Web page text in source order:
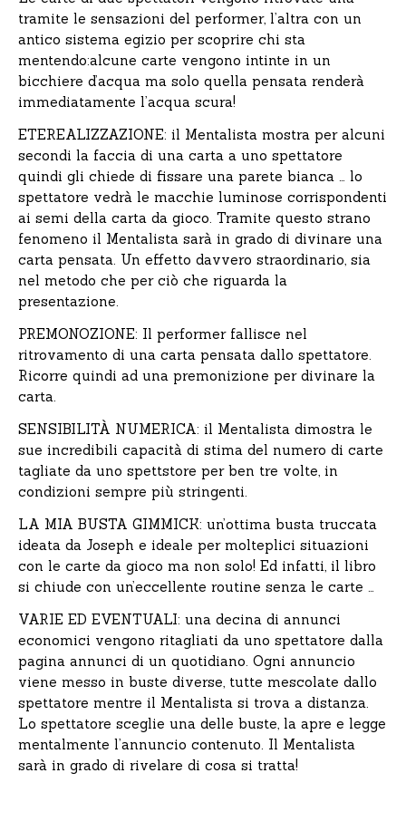
tramite le sensazioni del performer, l’altra con un
antico sistema egizio per scoprire chi sta
mentendo:alcune carte vengono intinte in un
bicchiere d’acqua ma solo quella pensata renderà
immediatamente l’acqua scura!
ETEREALIZZAZIONE: il Mentalista mostra per alcuni
secondi la faccia di una carta a uno spettatore
quindi gli chiede di fissare una parete bianca … lo
spettatore vedrà le macchie luminose corrispondenti
ai semi della carta da gioco. Tramite questo strano
fenomeno il Mentalista sarà in grado di divinare una
carta pensata. Un effetto davvero straordinario, sia
nel metodo che per ciò che riguarda la
presentazione.
PREMONOZIONE: Il performer fallisce nel
ritrovamento di una carta pensata dallo spettatore.
Ricorre quindi ad una premonizione per divinare la
carta.
SENSIBILITÀ NUMERICA: il Mentalista dimostra le
sue incredibili capacità di stima del numero di carte
tagliate da uno spettstore per ben tre volte, in
condizioni sempre più stringenti.
LA MIA BUSTA GIMMICK: un’ottima busta truccata
ideata da Joseph e ideale per molteplici situazioni
con le carte da gioco ma non solo! Ed infatti, il libro
si chiude con un’eccellente routine senza le carte …
VARIE ED EVENTUALI: una decina di annunci
economici vengono ritagliati da uno spettatore dalla
pagina annunci di un quotidiano. Ogni annuncio
viene messo in buste diverse, tutte mescolate dallo
spettatore mentre il Mentalista si trova a distanza.
Lo spettatore sceglie una delle buste, la apre e legge
mentalmente l’annuncio contenuto. Il Mentalista
sarà in grado di rivelare di cosa si tratta!